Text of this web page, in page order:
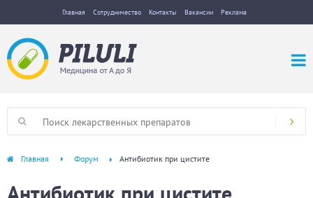
Главная Сотрудничество Контакты Вакансии Реклама
Главная Форум Антибиотик при цистите